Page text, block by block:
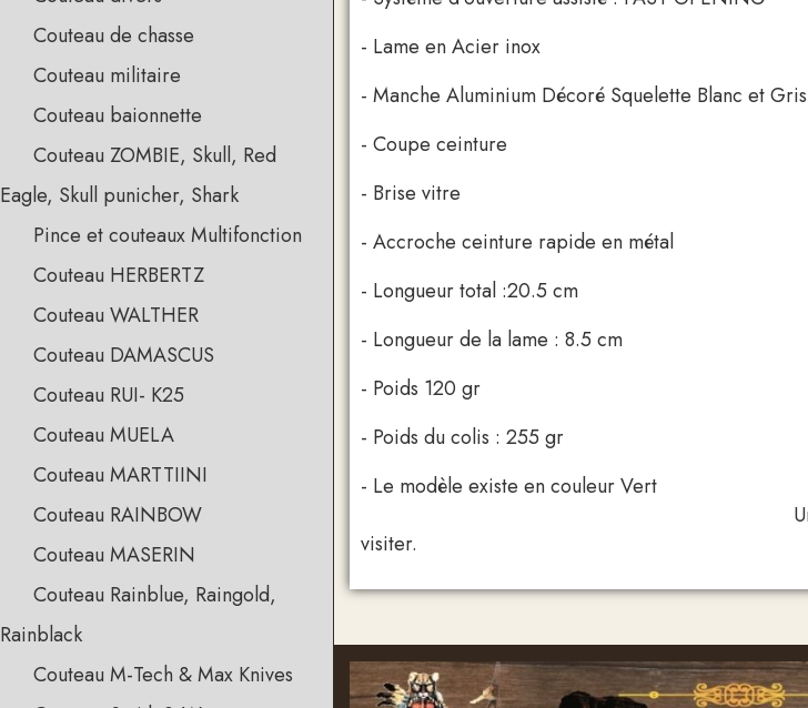
Couteau de chasse
Couteau militaire
Couteau baionnette
Couteau ZOMBIE, Skull, Red
Eagle, Skull punicher, Shark
Pince et couteaux Multifonction
Couteau HERBERTZ
Couteau WALTHER
Couteau DAMASCUS
Couteau RUI- K25
Couteau MUELA
Couteau MARTTIINI
Couteau RAINBOW
Couteau MASERIN
Couteau Rainblue, Raingold,
Rainblack
Couteau M-Tech & Max Knives
- Lame en Acier inox
- Manche Aluminium Décoré Squelette Blanc et Gris
- Coupe ceinture
- Brise vitre
- Accroche ceinture
- Longueur total :20.5 cm
- Longueur de la lame : 8.5 cm
- Poids 120 gr
- Poids du colis : 255 gr
- Le modèle existe en
Un grand choix de couteaux
visiter.